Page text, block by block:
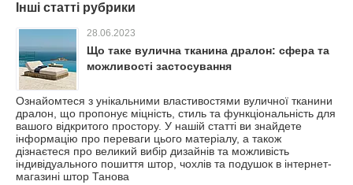
Інші статті рубрики
28.06.2023
Що таке вулична тканина дралон: сфера та
можливості застосування
Ознайомтеся з унікальними властивостями вуличної тканини
дралон, що пропонує міцність, стиль та функціональність для
вашого відкритого простору. У нашій статті ви знайдете
інформацію про переваги цього матеріалу, а також
дізнаєтеся про великий вибір дизайнів та можливість
індивідуального пошиття штор, чохлів та подушок в інтернет-
магазині штор Танова